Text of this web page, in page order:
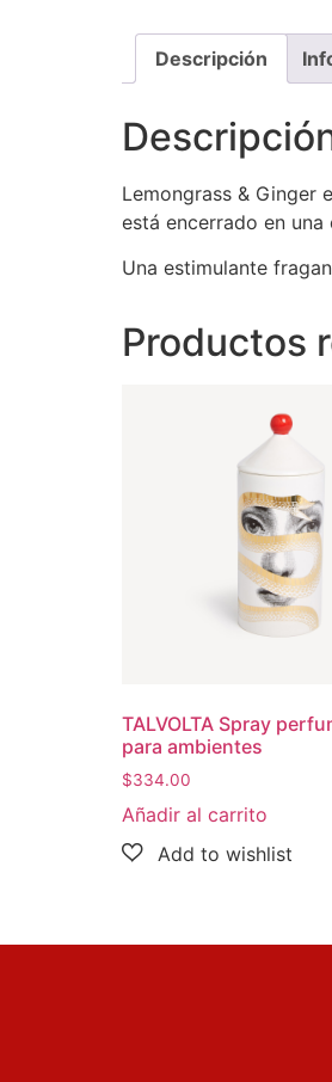
Descripción
Lemongrass & Ginger
está encerrado en
Una estimulante
Productos
TALVOLTA Spray
para ambientes
$334.00
Añadir al carrito